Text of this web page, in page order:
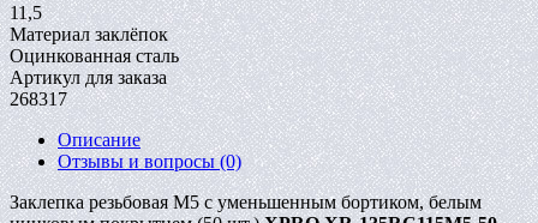
11,5
Материал заклёпок
Оцинкованная сталь
Артикул для заказа
268317
Описание
Отзывы и вопросы(0)
Заклепка резьбовая M5 с уменьшенным бортиком, белым